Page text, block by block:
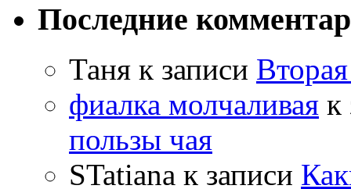
Последние
Таня к записи
фиалка молчаливая к
пользы чая
STatiana к записи